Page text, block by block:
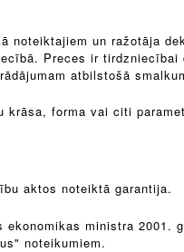
un ražotāja
Preces ir
atbilstošā
forma vai citi
aktos noteiktā garantija.
ministra 2001.
noteikumiem.